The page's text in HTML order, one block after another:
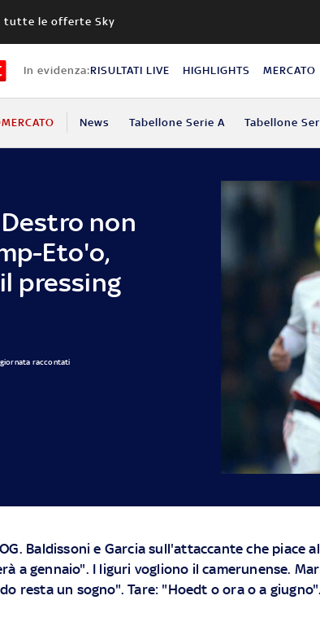
tutte le offerte Sky
In evidenza:RISULTATI LIVE HIGHLIGHTS MERCATO
News Tabellone Serie A Tabellone
non
Eto'o,
pressing
raccontati
. Baldissoni e Garcia sull'attaccante che piace
a gennaio". I liguri vogliono il camerunense.
resta un sogno". Tare: "Hoedt o ora o a